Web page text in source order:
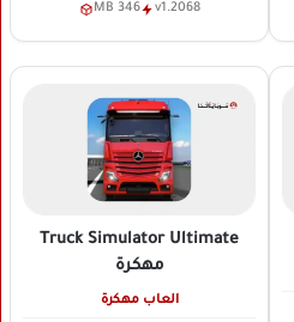
v1.2068
346 MB
Truck Simulator Ultimate
مهكرة
العاب مهكرة